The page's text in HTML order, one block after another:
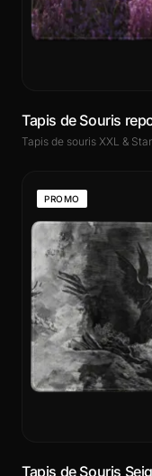
Tapis de Souris
Tapis de souris XXL &
PROMO
Tapis de Souris